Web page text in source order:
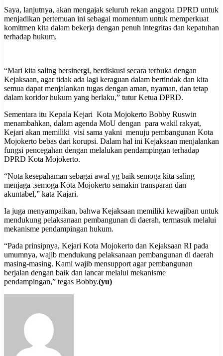
Saya, lanjutnya, akan mengajak seluruh rekan anggota DPRD untuk
menjadikan pertemuan ini sebagai momentum untuk memperkuat
komitmen kita dalam bekerja dengan penuh integritas dan kepatuhan
terhadap hukum.
“Mari kita saling bersinergi, berdiskusi secara terbuka dengan
Kejaksaan, agar tidak ada lagi keraguan dalam bertindak dan kita
semua dapat menjalankan tugas dengan aman, nyaman, dan tetap
dalam koridor hukum yang berlaku,” tutur Ketua DPRD.
Sementara itu Kepala Kejari Kota Mojokerto Bobby Ruswin
menambahkan, dalam agenda MoU dengan para wakil rakyat,
Kejari akan memiliki visi sama yakni menuju pembangunan Kota
Mojokerto bebas dari korupsi. Dalam hal ini Kejaksaan menjalankan
fungsi pencegahan dengan melalukan pendampingan terhadap
DPRD Kota Mojokerto.
“Nota kesepahaman sebagai awal yg baik semoga kita saling
menjaga .semoga Kota Mojokerto semakin transparan dan
akuntabel,” kata Kajari.
Ia juga menyampaikan, bahwa Kejaksaan memiliki kewajiban untuk
mendukung pelaksanaan pembangunan di daerah, termasuk melalui
mekanisme pendampingan hukum.
“Pada prinsipnya, Kejari Kota Mojokerto dan Kejaksaan RI pada
umumnya, wajib mendukung pelaksanaan pembangunan di daerah
masing-masing. Kami wajib mensupport agar pembangunan
berjalan dengan baik dan lancar melalui mekanisme
pendampingan,” tegas Bobby.(yu)